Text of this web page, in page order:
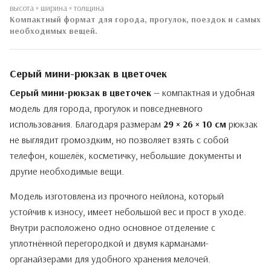
высота × ширина × толщина
Компактный формат для города, прогулок, поездок и самых
необходимых вещей.
Серый мини-рюкзак в цветочек
Серый мини-рюкзак в цветочек — компактная и удобная
модель для города, прогулок и повседневного
использования. Благодаря размерам 29 × 26 × 10 см рюкзак
не выглядит громоздким, но позволяет взять с собой
телефон, кошелёк, косметичку, небольшие документы и
другие необходимые вещи.
Модель изготовлена из прочного нейлона, который
устойчив к износу, имеет небольшой вес и прост в уходе.
Внутри расположено одно основное отделение с
уплотнённой перегородкой и двумя карманами-
органайзерами для удобного хранения мелочей.